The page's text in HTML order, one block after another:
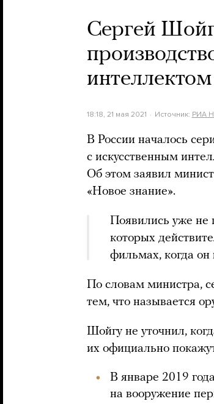
Сергей
интеллектом
18:18, 21 мая 2021 Источник: РИА
В России началось
с искусственным
Об этом заявил
«Новое знание».
Появились уже не
которых
фильмах, когда он
По словам министра,
тем, что называется
Шойгу не уточнил,
их официально
В январе 2019 года
на вооружение